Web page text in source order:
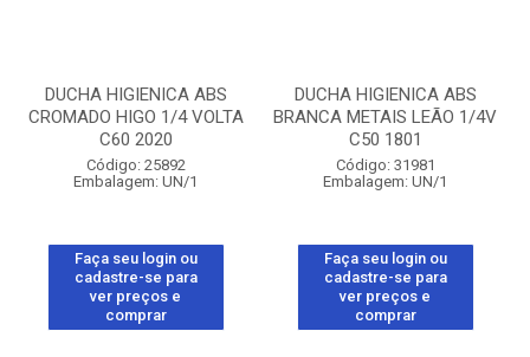
DUCHA HIGIENICA ABS
CROMADO HIGO 1/4 VOLTA
C60 2020
Código: 25892
Embalagem: UN/1
Faça seu login ou
cadastre-se para
ver preços e
comprar
DUCHA HIGIENICA ABS
BRANCA METAIS LEÃO 1/4V
C50 1801
Código: 31981
Embalagem: UN/1
Faça seu login ou
cadastre-se para
ver preços e
comprar